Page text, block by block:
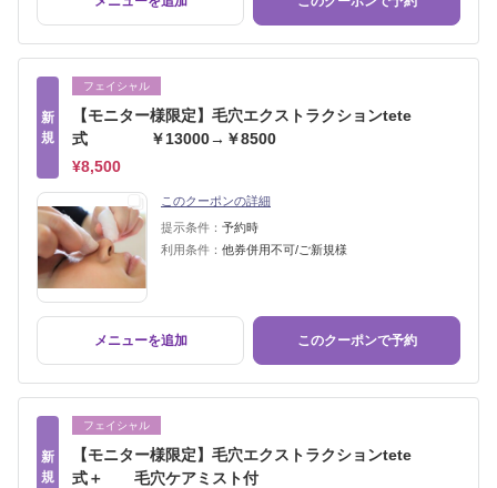
新
規
フェイシャル
【モニター様限定】毛穴エクストラクションtete
式 ￥13000→￥8500
¥8,500
このクーポンの詳細
提示条件： 予約時
利用条件： 他券併用不可/ご新規様
メニューを追加 このクーポンで予約
新
規
フェイシャル
【モニター様限定】毛穴エクストラクションtete
式＋ 毛穴ケアミスト付